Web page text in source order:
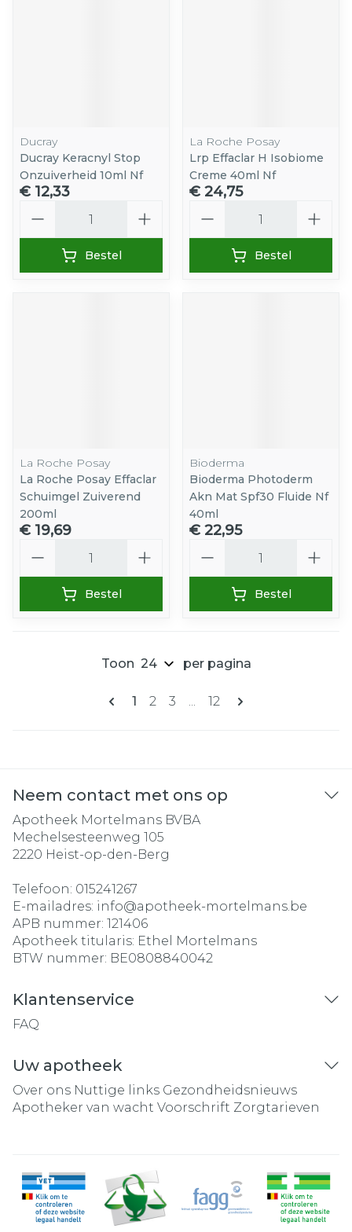
Ducray
Ducray Keracnyl Stop
Onzuiverheid 10ml Nf
€ 12,33
Bestel
La Roche Posay
Lrp Effaclar H Isobiome
Creme 40ml Nf
€ 24,75
Bestel
La Roche Posay
La Roche Posay Effaclar
Schuimgel Zuiverend
200ml
€ 19,69
Bestel
Bioderma
Bioderma Photoderm
Akn Mat Spf30 Fluide Nf
40ml
€ 22,95
Bestel
Pagina's
U lees momenteel pagina
1 Pagina
2 Pagina
3 ... Pagina
12
Toon per pagina
Neem contact met ons op
Apotheek Mortelmans BVBA
Mechelsesteenweg 105
2220 Heist-op-den-Berg
Telefoon: 015241267
E-mailadres: info@apotheek-mortelmans.be
APB nummer: 121406
Apotheek titularis: Ethel Mortelmans
BTW nummer: BE0808840042
Klantenservice
FAQ
Uw apotheek
Over ons Nuttige links Gezondheidsnieuws
Apotheker van wacht Voorschrift Zorgtarieven